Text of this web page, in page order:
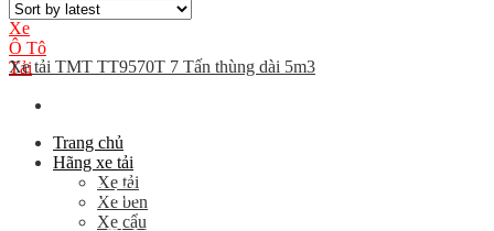
Trang chủ
Hãng xe tải
Xe tải
Xe ben
Xe cẩu
Xe tải TMT TT9570T 7 Tấn thùng dài 5m3
Giá xe ô tô tải